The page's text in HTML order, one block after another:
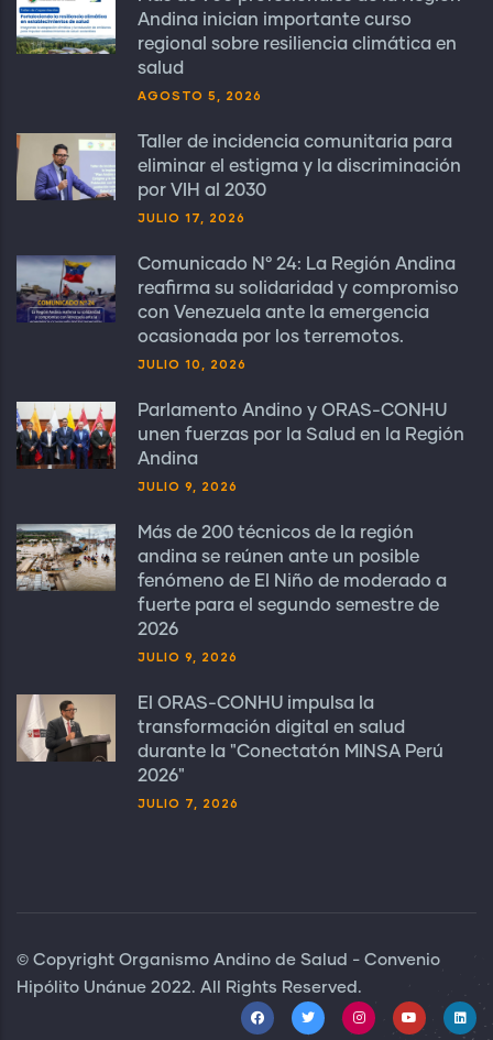
Andina inician importante curso
regional sobre resiliencia climática en
salud
AGOSTO 5, 2026
Taller de incidencia comunitaria para
eliminar el estigma y la discriminación
por VIH al 2030
JULIO 17, 2026
Comunicado N° 24: La Región Andina
reafirma su solidaridad y compromiso
con Venezuela ante la emergencia
ocasionada por los terremotos.
JULIO 10, 2026
Parlamento Andino y ORAS-CONHU
unen fuerzas por la Salud en la Región
Andina
JULIO 9, 2026
Más de 200 técnicos de la región
andina se reúnen ante un posible
fenómeno de El Niño de moderado a
fuerte para el segundo semestre de
2026
JULIO 9, 2026
El ORAS-CONHU impulsa la
transformación digital en salud
durante la "Conectatón MINSA Perú
2026"
JULIO 7, 2026
© Copyright Organismo Andino de Salud - Convenio
Hipólito Unánue 2022. All Rights Reserved.